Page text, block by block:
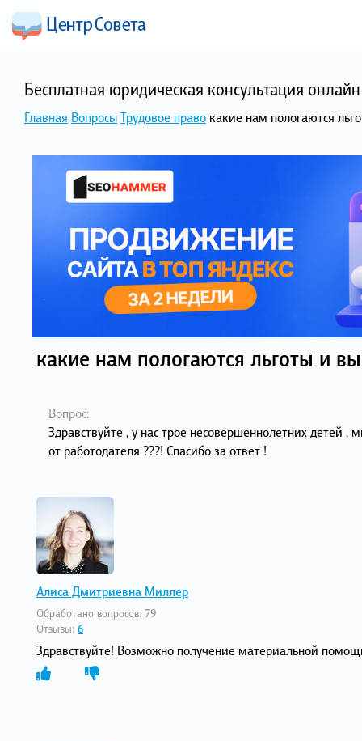
Бесплатная юридическая консультация
Главная ВопросыТрудовое право какие нам пологаются
какие нам пологаются льготы и
Вопрос:
Здравствуйте , у нас трое несовершеннолетних детей
от работодателя ???! Спасибо за ответ !
Алиса Дмитриевна Миллер
Обработано вопросов: 79
Отзывы: 6
Здравствуйте! Возможно получение материальной